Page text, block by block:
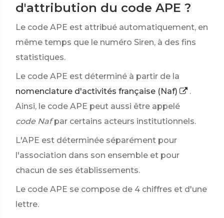
d'attribution du code APE ?
Le code APE est attribué automatiquement, en
même temps que le numéro Siren, à des fins
statistiques.
Le code APE est déterminé à partir de la
nomenclature d'activités française (Naf)
.
Ainsi, le code APE peut aussi être appelé
code Naf par certains acteurs institutionnels.
L'APE est déterminée séparément pour
l'association dans son ensemble et pour
chacun de ses établissements.
Le code APE se compose de 4 chiffres et d'une
lettre.